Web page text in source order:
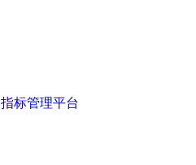
指标管理平台